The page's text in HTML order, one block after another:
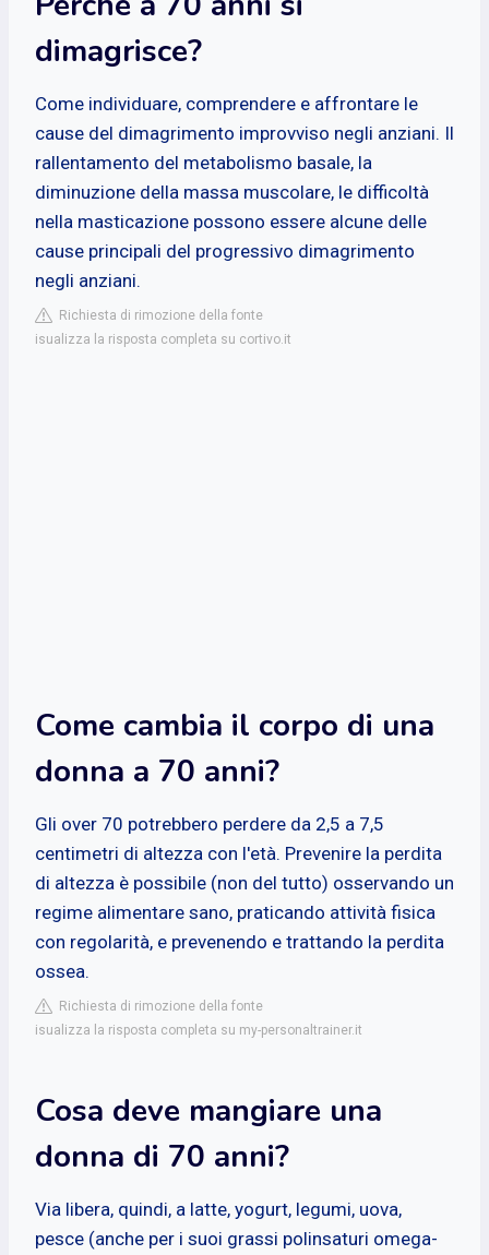
dimagrisce?
Come individuare, comprendere e affrontare le
cause del dimagrimento improvviso negli anziani. Il
rallentamento del metabolismo basale, la
diminuzione della massa muscolare, le difficoltà
nella masticazione possono essere alcune delle
cause principali del progressivo dimagrimento
negli anziani.
Richiesta di rimozione della fonte
isualizza la risposta completa su cortivo.it
Come cambia il corpo di una
donna a 70 anni?
Gli over 70 potrebbero perdere da 2,5 a 7,5
centimetri di altezza con l'età. Prevenire la perdita
di altezza è possibile (non del tutto) osservando un
regime alimentare sano, praticando attività fisica
con regolarità, e prevenendo e trattando la perdita
ossea.
Richiesta di rimozione della fonte
isualizza la risposta completa su my-personaltrainer.it
Cosa deve mangiare una
donna di 70 anni?
Via libera, quindi, a latte, yogurt, legumi, uova,
pesce (anche per i suoi grassi polinsaturi omega-